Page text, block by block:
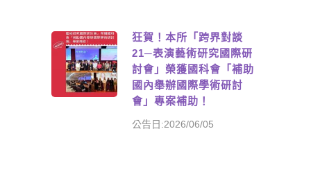
狂賀！本所「跨界對談
21─表演藝術研究國際研
討會」榮獲國科會「補助
國內舉辦國際學術研討
會」專案補助！
公告日:2026/06/05